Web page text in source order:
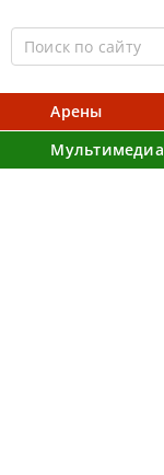
Арены
Мультимедиа